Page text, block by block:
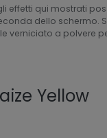
effetti qui mostrati
dello schermo.
verniciato a polvere
Yellow